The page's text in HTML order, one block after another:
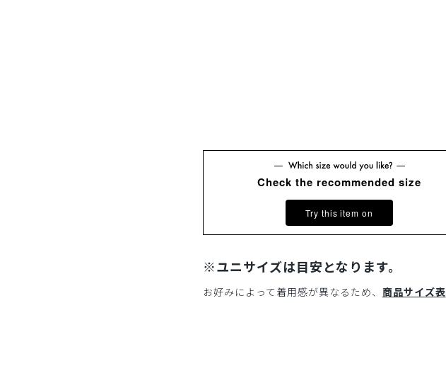
Check the recommended size
Try this item on
※ユニサイズは目安となります。
お好みによって着用感が異なるため、 商品サイズ表